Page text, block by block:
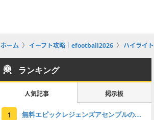
ホーム イーフト攻略｜efootball2026 ハイライト
ランキング
人気記事 掲示板
1 無料エピックレジェンズアセンブルのおすすめ選択(当たり)選手ランキングと引き方